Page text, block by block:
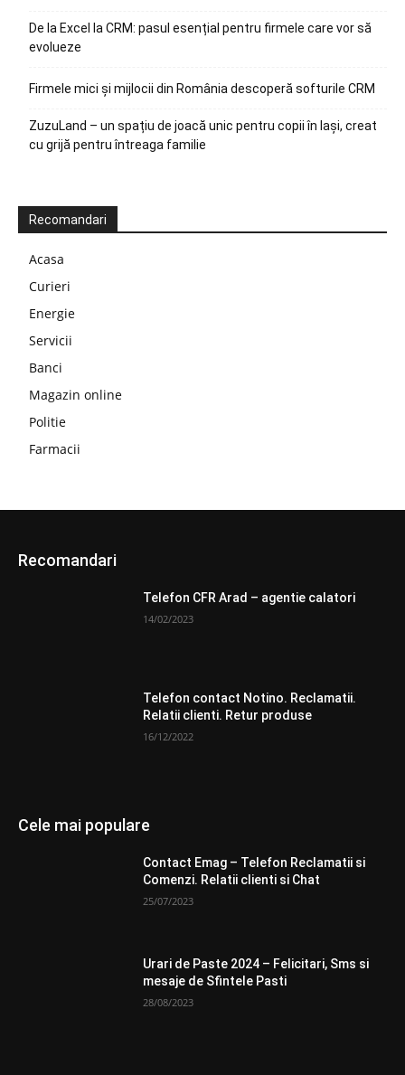
De la Excel la CRM: pasul esențial pentru firmele care vor să
evolueze
Firmele mici și mijlocii din România descoperă softurile CRM
ZuzuLand – un spațiu de joacă unic pentru copii în Iași, creat
cu grijă pentru întreaga familie
Recomandari
Acasa
Curieri
Energie
Servicii
Banci
Magazin online
Politie
Farmacii
Recomandari
Telefon CFR Arad – agentie calatori
14/02/2023
Telefon contact Notino. Reclamatii.
Relatii clienti. Retur produse
16/12/2022
Cele mai populare
Contact Emag – Telefon Reclamatii si
Comenzi. Relatii clienti si Chat
25/07/2023
Urari de Paste 2024 – Felicitari, Sms si
mesaje de Sfintele Pasti
28/08/2023